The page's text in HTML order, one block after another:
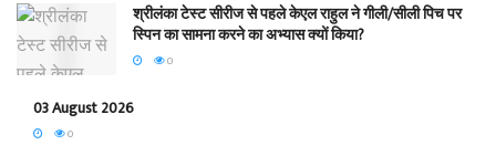
श्रीलंका टेस्ट सीरीज से पहले केएल राहुल ने गीली/सीली पिच पर
स्पिन का सामना करने का अभ्यास क्यों किया?
0
03 August 2026
0